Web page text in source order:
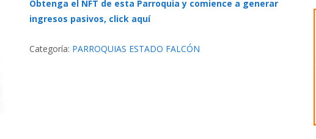
Obtenga el NFT de esta Parroquia y comience a generar
ingresos pasivos, click aquí
Categoría: PARROQUIAS ESTADO FALCÓN